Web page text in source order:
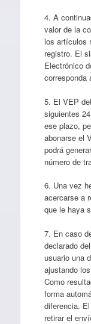
4. A
valor de la
los artículos
registro. El
Electrónico
corresponda
5. El VEP
siguientes
ese plazo,
abonarse el
podrá
número de
6. Una vez
acercarse a
que le haya
7. En caso
declarado
usuario una
ajustando
Como
forma
diferencia.
retirar el